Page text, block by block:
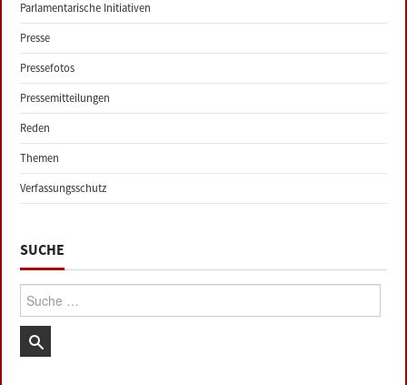
Parlamentarische Initiativen
Presse
Pressefotos
Pressemitteilungen
Reden
Themen
Verfassungsschutz
SUCHE
Suche: